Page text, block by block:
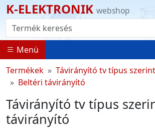
K-ELEKTRONIK webshop
Termék kereső
Menü
Termékek
Távirányító tv típus szerint
Beltéri távirányító
Távirányító tv típus
távirányító